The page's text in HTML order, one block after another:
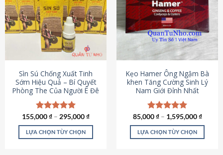
thể.
Các
tùy
chọn
có
thể
được
chọn
trên
trang
sản
phẩm
Sìn Sú Chống Xuất Tinh
Sớm Hiệu Quả – Bí Quyết
Phòng The Của Người Ê Đê
Được xếp
hạng4.95
5 sao
155,000₫ – 295,000₫
LỰA CHỌN TÙY CHỌN
Kẹo Hamer Ông Ngậm Bà
khen Tăng Cường Sinh Lý
Nam Giới Đỉnh Nhất
Được xếp
hạng5.00
5 sao
85,000₫– 1,595,000₫
LỰA CHỌN TÙY CHỌN